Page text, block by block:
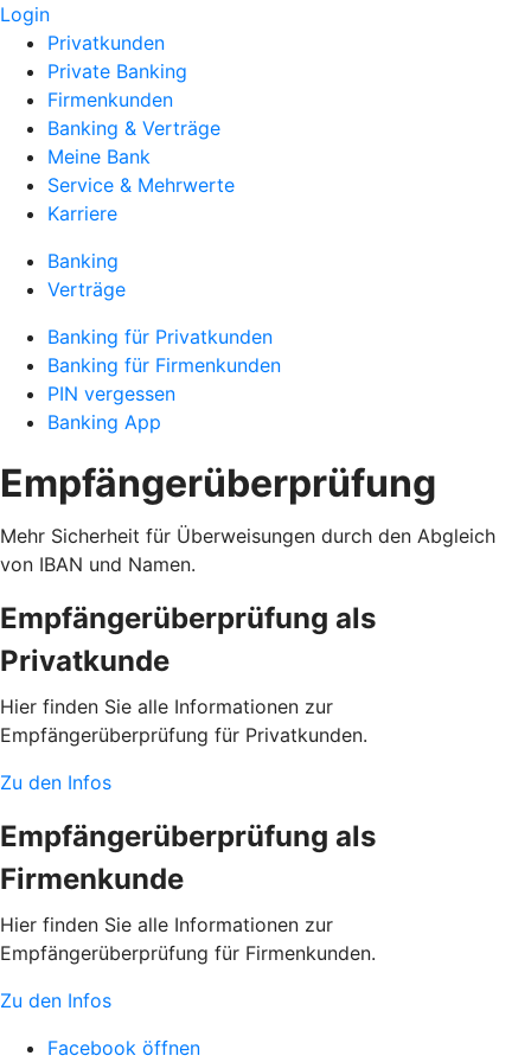
Login
Privatkunden
Private Banking
Firmenkunden
Banking & Verträge
Meine Bank
Service & Mehrwerte
Karriere
Banking
Verträge
Banking für Privatkunden
Banking für Firmenkunden
PIN vergessen
Banking App
Empfängerüberprüfung
Mehr Sicherheit für Überweisungen durch den Abgleich
von IBAN und Namen.
Empfängerüberprüfung als
Privatkunde
Hier finden Sie alle Informationen zur
Empfängerüberprüfung für Privatkunden.
Zu den Infos
Empfängerüberprüfung als
Firmenkunde
Hier finden Sie alle Informationen zur
Empfängerüberprüfung für Firmenkunden.
Zu den Infos
Facebook öffnen